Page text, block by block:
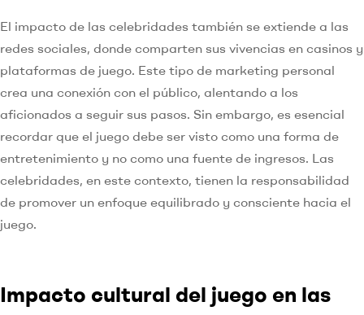
El impacto de las celebridades también se extiende a las
redes sociales, donde comparten sus vivencias en casinos y
plataformas de juego. Este tipo de marketing personal
crea una conexión con el público, alentando a los
aficionados a seguir sus pasos. Sin embargo, es esencial
recordar que el juego debe ser visto como una forma de
entretenimiento y no como una fuente de ingresos. Las
celebridades, en este contexto, tienen la responsabilidad
de promover un enfoque equilibrado y consciente hacia el
juego.
Impacto cultural del juego en las